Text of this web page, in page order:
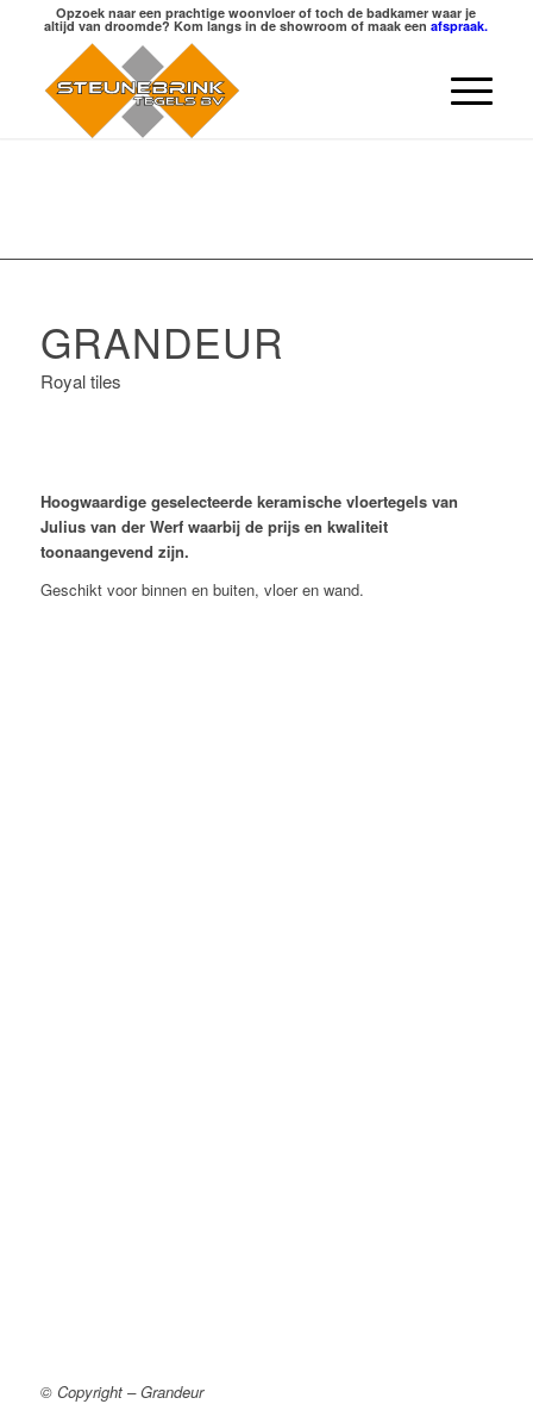
Opzoek naar een prachtige woonvloer of toch de badkamer waar je
altijd van droomde? Kom langs in de showroom of maak eenafspraak.
GRANDEUR
Royal tiles
Hoogwaardige geselecteerde keramische vloertegels van
Julius van der Werf waarbij de prijs en kwaliteit
toonaangevend zijn.
Geschikt voor binnen en buiten, vloer en wand.
© Copyright – Grandeur